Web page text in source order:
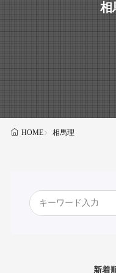
相
HOME 相⾺理
新着